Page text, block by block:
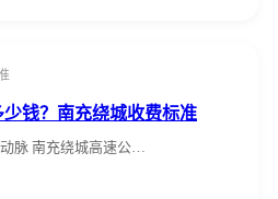
钱？南充绕城收费标准
脉 南充绕城高速公…